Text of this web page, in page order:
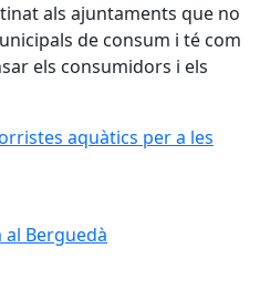
als ajuntaments que no
de consum i té com
els consumidors i els
aquàtics per a les
Berguedà
Berguedà